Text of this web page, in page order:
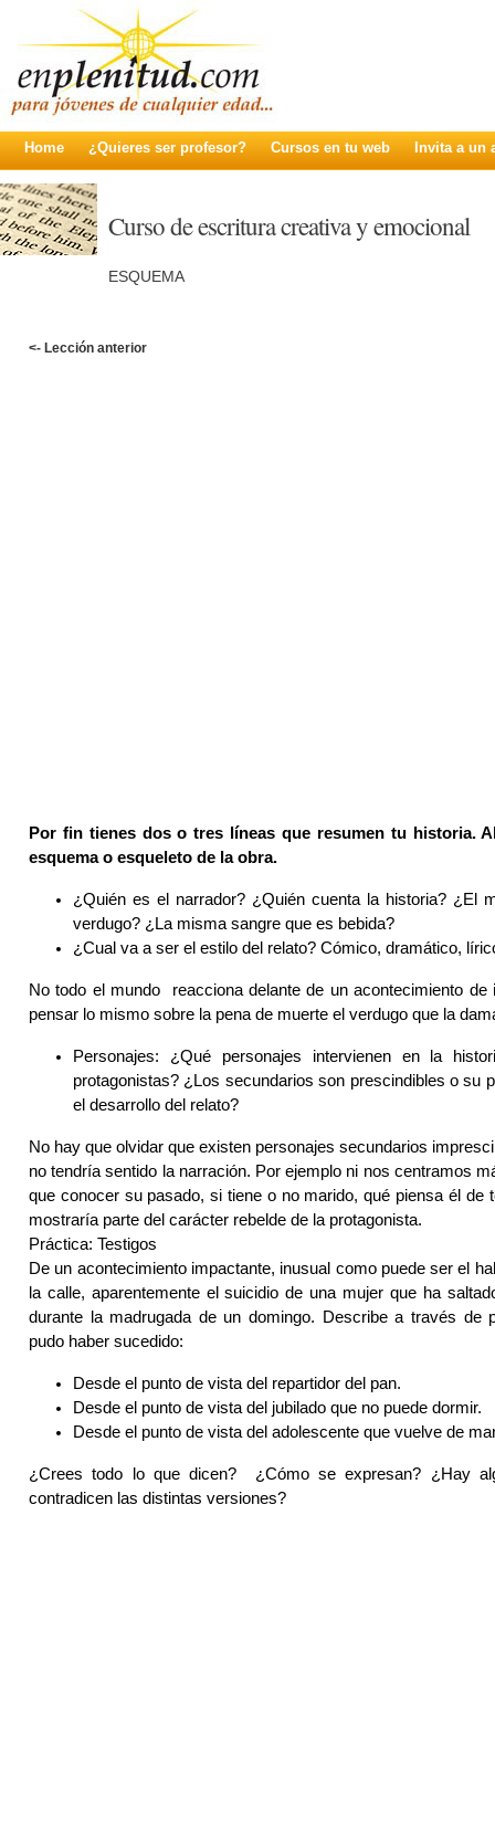
Home ¿Quieres ser profesor? Cursos en tu web Invita a un
Curso de escritura creativa y emocional
ESQUEMA
<- Lección anterior
Por fin tienes dos o tres líneas que resumen tu historia.
esquema o esqueleto de la obra.
¿Quién es el narrador? ¿Quién cuenta la historia? ¿El
verdugo? ¿La misma sangre que es bebida?
¿Cual va a ser el estilo del relato? Cómico, dramático,
No todo el mundo reacciona delante de un acontecimiento de
pensar lo mismo sobre la pena de muerte el verdugo que la
Personajes: ¿Qué personajes intervienen en la
protagonistas? ¿Los secundarios son prescindibles o su
el desarrollo del relato?
No hay que olvidar que existen personajes secundarios
no tendría sentido la narración. Por ejemplo ni nos centramos
que conocer su pasado, si tiene o no marido, qué piensa él de
mostraría parte del carácter rebelde de la protagonista.
Práctica: Testigos
De un acontecimiento impactante, inusual como puede ser el
la calle, aparentemente el suicidio de una mujer que ha
durante la madrugada de un domingo. Describe a través de
pudo haber sucedido:
Desde el punto de vista del repartidor del pan.
Desde el punto de vista del jubilado que no puede dormir.
Desde el punto de vista del adolescente que vuelve de
¿Crees todo lo que dicen? ¿Cómo se expresan? ¿Hay
contradicen las distintas versiones?